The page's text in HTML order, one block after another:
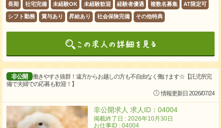
長期 社宅完備 未経験OK 未経験歓迎 経験者優遇 複数名募集 AT限定可
シフト勤務 賞与あり 昇給あり 社会保険完備 その他特典
非公開
働きやすさ抜群！遠方からお越しの方も不自由なく働けます☆【託児所完
備で夫婦での応募も歓迎！】
情報更新日 2026/07/24
非公開求人 求人ID：04004
掲載終了日 : 2026年10月30日
お仕事ID : 04004